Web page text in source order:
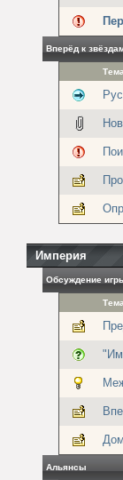
Вперёд к
Тема
Империя
Обсуждение
Тема
Альянсы